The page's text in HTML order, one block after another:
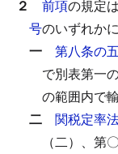
２
前項の規定
号のいずれか
一
第八条の
で別表第一
の範囲内で
二
関税定率
（二）、第